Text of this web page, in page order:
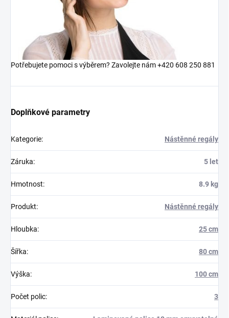
Potřebujete pomoci s výběrem? Zavolejte nám +420 608 250 881
Doplňkové parametry
Kategorie: Nástěnné regály
Záruka: 5 let
Hmotnost: 8.9 kg
Produkt: Nástěnné regály
Hloubka: 25 cm
Šířka: 80 cm
Výška: 100 cm
Počet polic: 3